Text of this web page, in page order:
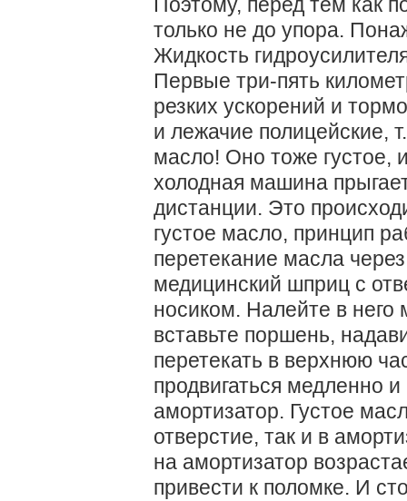
только не до упора.
Жидкость
Первые три-пять
резких ускорений и
и лежачие полицейские,
масло! Оно тоже густое,
холодная машина
дистанции. Это
густое масло, принцип
перетекание масла
медицинский шприц с
носиком. Налейте в
вставьте поршень,
перетекать в верхнюю
продвигаться медленно
амортизатор. Густое
отверстие, так и в
на амортизатор
привести к поломке. И